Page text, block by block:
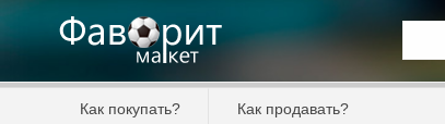
Как покупать? Как продавать?